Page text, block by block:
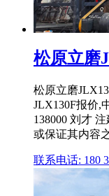
松原立磨
松原立磨
JLX130F报价,
138000 刘才
或保证其内容
联系电话: 180